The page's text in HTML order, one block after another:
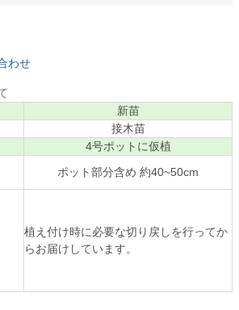
わせ
新苗
接木苗
4号ポットに仮植
ポット部分含め 約40~50cm
植え付け時に必要な切り戻しを行ってか
らお届けしています。